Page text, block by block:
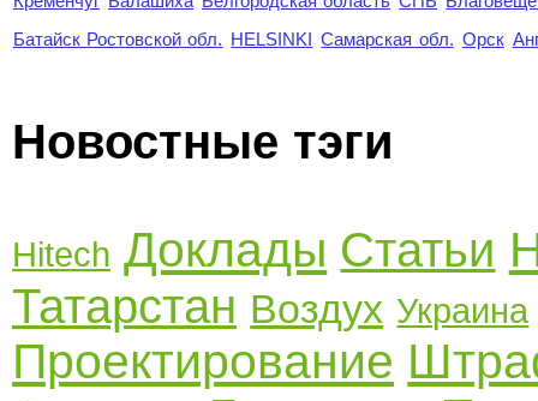
Батайск Ростовской обл. HELSINKI Самарская обл. Орск
Новостные тэги
Hitech Доклады Статьи
Татарстан Воздух Украина
Проектирование